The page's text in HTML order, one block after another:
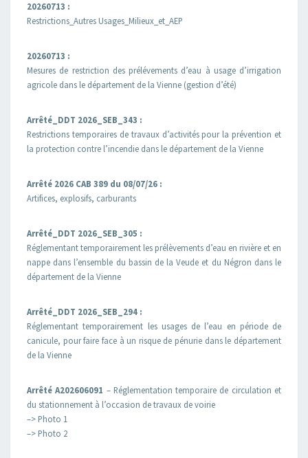
20260713 :
Restrictions_Autres Usages_Milieux_et_AEP
20260713 :
Mesures de restriction des prélévements d’eau à usage d’irrigation
agricole dans le département de la Vienne (gestion d’été)
Arrêté_DDT 2026_SEB_343 :
Restrictions temporaires de travaux d’activités pour la prévention et
la protection contre l’incendie dans le département de la Vienne
Arrêté 2026 CAB 389 du 08/07/26 :
Artifices, explosifs, carburants
Arrêté_DDT 2026_SEB_305 :
Réglementant temporairement les prélèvements d’eau en rivière et en
nappe dans l’ensemble du bassin de la Veude et du Négron dans le
département de la Vienne
Arrêté_DDT 2026_SEB_294 :
Réglementant temporairement les usages de l’eau en période de
canicule, pour faire face à un risque de pénurie dans le département
de la Vienne
Arrêté A202606091 – Réglementation temporaire de circulation et
du stationnement à l’occasion de travaux de voirie
–> Photo 1
–> Photo 2